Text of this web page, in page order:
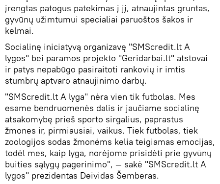
įrengtas patogus patekimas į jį, atnaujintas gruntas,
gyvūnų užimtumui specialiai paruoštos šakos ir
kelmai.
Socialinę iniciatyvą organizavę "SMScredit.lt A
lygos" bei paramos projekto "Geridarbai.lt" atstovai
ir patys nepabūgo pasiraitoti rankovių ir imtis
stumbrų aptvaro atnaujinimo darbų.
"SMScredit.lt A lyga" nėra vien tik futbolas. Mes
esame bendruomenės dalis ir jaučiame socialinę
atsakomybę prieš sporto sirgalius, paprastus
žmones ir, pirmiausiai, vaikus. Tiek futbolas, tiek
zoologijos sodas žmonėms kelia teigiamas emocijas,
todėl mes, kaip lyga, norėjome prisidėti prie gyvūnų
buities sąlygų pagerinimo", — sakė "SMScredit.lt A
lygos" prezidentas Deividas Šemberas.